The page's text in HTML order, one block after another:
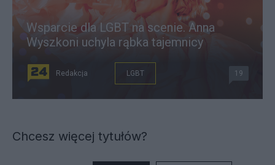
Wsparcie dla LGBT na scenie. Anna
Wyszkoni uchyla rąbka tajemnicy
Redakcja LGBT 19
Chcesz więcej tytułów?